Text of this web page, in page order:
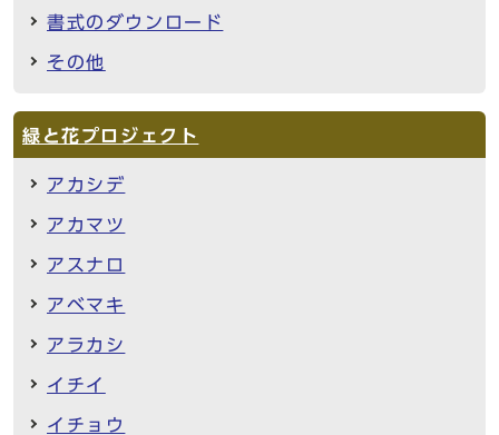
書式のダウンロード
その他
緑と花プロジェクト
アカシデ
アカマツ
アスナロ
アベマキ
アラカシ
イチイ
イチョウ